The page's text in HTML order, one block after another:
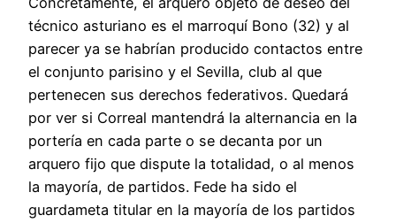
técnico asturiano es el marroquí Bono (32) y al
parecer ya se habrían producido contactos entre
el conjunto parisino y el Sevilla, club al que
pertenecen sus derechos federativos. Quedará
por ver si Correal mantendrá la alternancia en la
portería en cada parte o se decanta por un
arquero fijo que dispute la totalidad, o al menos
la mayoría, de partidos. Fede ha sido el
guardameta titular en la mayoría de los partidos